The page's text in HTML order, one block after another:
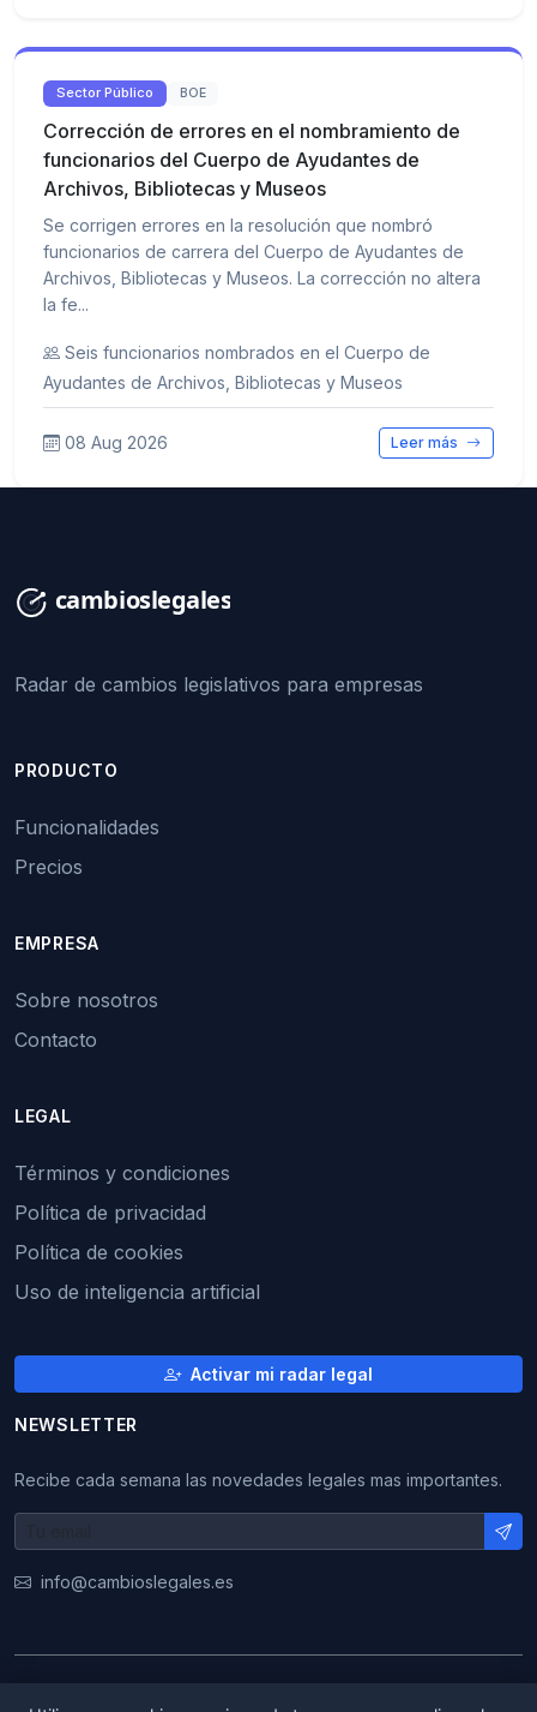
Sector Público BOE
Corrección de errores en el nombramiento de
funcionarios del Cuerpo de Ayudantes de
Archivos, Bibliotecas y Museos
Se corrigen errores en la resolución que nombró
funcionarios de carrera del Cuerpo de Ayudantes de
Archivos, Bibliotecas y Museos. La corrección no altera
la fe...
Seis funcionarios nombrados en el Cuerpo de
Ayudantes de Archivos, Bibliotecas y Museos
08 Aug 2026 Leer más
Radar de cambios legislativos para empresas
PRODUCTO
Funcionalidades
Precios
EMPRESA
Sobre nosotros
Contacto
LEGAL
Términos y condiciones
Política de privacidad
Política de cookies
Uso de inteligencia artificial
Activar mi radar legal
NEWSLETTER
Recibe cada semana las novedades legales mas importantes.
info@cambioslegales.es